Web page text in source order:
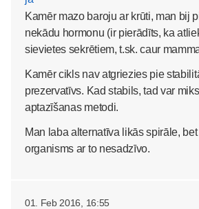
Kamēr mazo baroju ar krūti, man bij
nekādu hormonu (ir pierādīts, ka
sievietes sekrētiem, t.sk. caur
Kamēr cikls nav atgriezies pie
prezervatīvs. Kad stabils, tad var
aptazīšanas metodi.
Man laba alternatīva likās spirāle,
organisms ar to nesadzīvo.
01. Feb 2016, 16:55